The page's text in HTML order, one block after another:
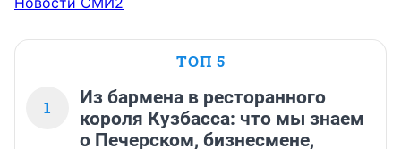
Новости СМИ2